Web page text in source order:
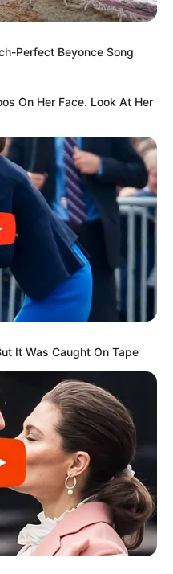
Perfect Beyonce Song
On Her Face. Look At Her
It Was Caught On Tape